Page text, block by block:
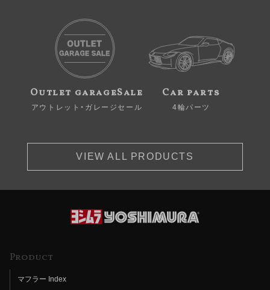
Outlet garageSale
アウトレット・ガレージセール
Car parts
4輪パーツ
VIEW ALL PRODUCTS
Product
マフラー Index